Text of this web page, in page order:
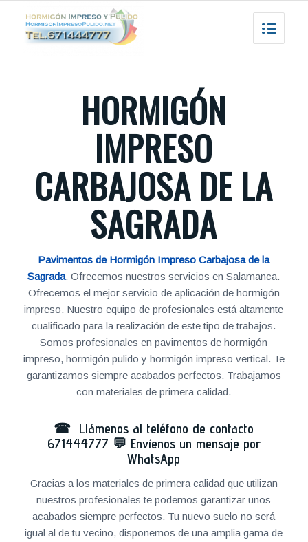
HORMIGÓN
IMPRESO
CARBAJOSA DE LA
SAGRADA
Pavimentos de Hormigón Impreso Carbajosa de la
Sagrada. Ofrecemos nuestros servicios en Salamanca.
Ofrecemos el mejor servicio de aplicación de hormigón
impreso. Nuestro equipo de profesionales está altamente
cualificado para la realización de este tipo de trabajos.
Somos profesionales en pavimentos de hormigón
impreso, hormigón pulido y hormigón impreso vertical. Te
garantizamos siempre acabados perfectos. Trabajamos
con materiales de primera calidad.
☎ Llámenos al teléfono de contacto
671444777 💬 Envíenos un mensaje por
WhatsApp
Gracias a los materiales de primera calidad que utilizan
nuestros profesionales te podemos garantizar unos
acabados siempre perfectos. Tu nuevo suelo no será
igual al de tu vecino, disponemos de una amplia gama de